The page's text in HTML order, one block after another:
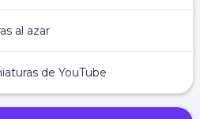
al azar
de YouTube